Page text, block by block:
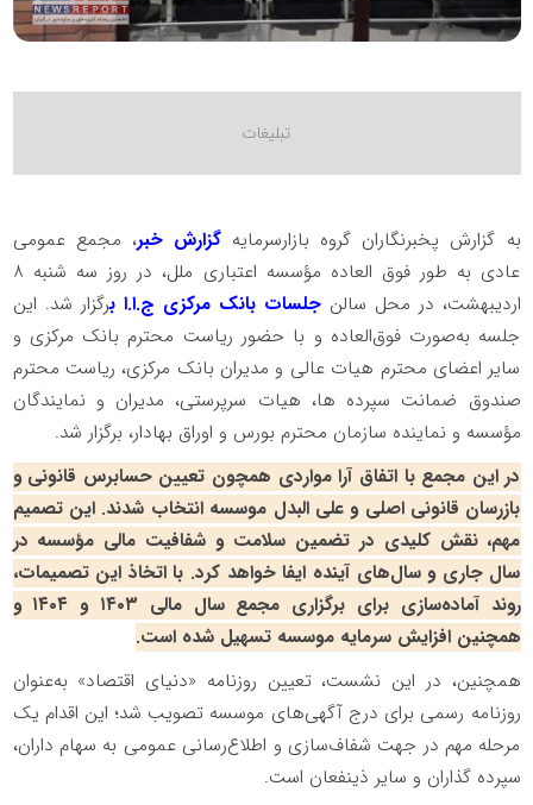
به گزارش پخبرنگاران گروه بازارسرمایهگزارش خبر، مجمع عمومی
عادی به طور فوق العاده مؤسسه اعتباری ملل، در روز سه شنبه ۸
اردیبهشت، در محل سالن جلسات بانک مرکزی ج.ا.ا برگزار شد. این
جلسه به‌صورت فوق‌العاده و با حضور ریاست محترم بانک مرکزی و
سایر اعضای محترم هیات عالی و مدیران بانک مرکزی، ریاست محترم
صندوق ضمانت سپرده ها، هیات سرپرستی، مدیران و نمایندگان
مؤسسه و نماینده سازمان محترم بورس و اوراق بهادار، برگزار شد.
در این مجمع با اتفاق آرا مواردی همچون تعیین حسابرس قانونی و
بازرسان قانونی اصلی و علی البدل موسسه انتخاب شدند. این تصمیم
مهم، نقش کلیدی در تضمین سلامت و شفافیت مالی مؤسسه در
سال‌ جاری و سال‌های آینده ایفا خواهد کرد. با اتخاذ این تصمیمات،
روند آماده‌سازی برای برگزاری مجمع سال مالی ۱۴۰۳ و ۱۴۰۴ و
همچنین افزایش سرمایه موسسه تسهیل شده است.
همچنین، در این نشست، تعیین روزنامه «دنیای اقتصاد» به‌عنوان
روزنامه رسمی برای درج آگهی‌های موسسه تصویب شد؛ این اقدام یک
مرحله مهم در جهت شفاف‌سازی و اطلاع‌رسانی عمومی به سهام داران،
سپرده گذاران و سایر ذینفعان است.